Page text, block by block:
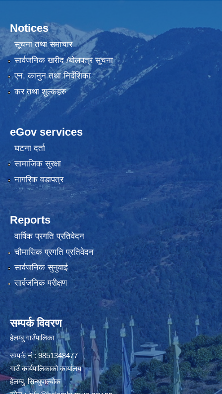
Notices
सूचना तथा समाचार
सार्वजनिक खरीद /बोलपत्र सूचना
एन, कानुन तथा निर्देशिका
कर तथा शुल्कहरु
eGov services
घटना दर्ता
सामाजिक सुरक्षा
नागरिक वडापत्र
Reports
वार्षिक प्रगति प्रतिवेदन
चौमासिक प्रगति प्रतिवेदन
सार्वजनिक सुनुवाई
सार्वजनिक परीक्षण
सम्पर्क विवरण
हेलम्बु गाउँपालिका
सम्पर्क नं : 9851348477
गाउँ कार्यपालिकाको कार्यालय
हेलम्बु, सिन्धुपाल्चोक